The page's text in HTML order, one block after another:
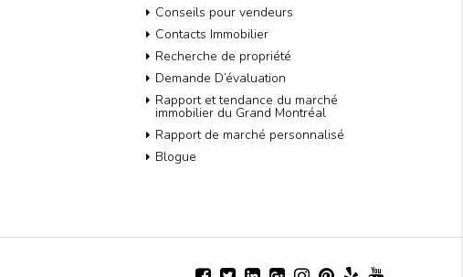
Conseils pour vendeurs
Contacts Immobilier
Recherche de propriété
Demande D’évaluation
Rapport et tendance du marché
immobilier du Grand Montréal
Rapport de marché personnalisé
Blogue